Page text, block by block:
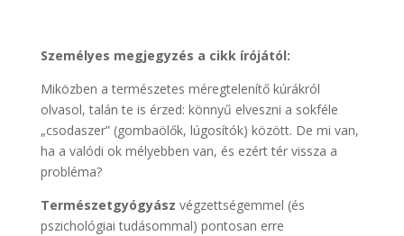
Személyes megjegyzés a cikk írójától:
Miközben a természetes méregtelenítő kúrákról
olvasol, talán te is érzed: könnyű elveszni a sokféle
„csodaszer” (gombaölők, lúgosítók) között. De mi van,
ha a valódi ok mélyebben van, és ezért tér vissza a
probléma?
Természetgyógyász végzettségemmel (és
pszichológiai tudásommal) pontosan erre